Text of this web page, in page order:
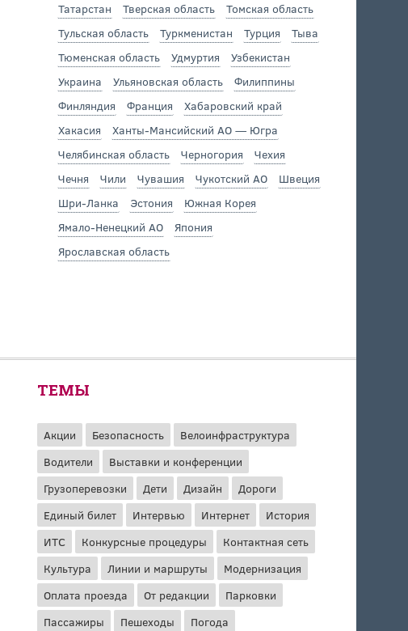
Татарстан
Тверская область
Томская область
Тульская область
Туркменистан Турция
Тыва
Тюменская область
Удмуртия
Узбекистан
Украина
Ульяновская область
Филиппины
Финляндия
Франция
Хабаровский край
Хакасия
Ханты-Мансийский АО — Югра
Челябинская область
Черногория
Чехия
Чечня
Чили Чувашия Чукотский АО
Швеция
Шри-Ланка
Эстония
Южная Корея
Ямало-Ненецкий АО
Япония
Ярославская область
ТЕМЫ
Акции Безопасность
Велоинфраструктура
Водители
Выставки и конференции
Грузоперевозки
Дети Дизайн
Дороги
Единый билет
Интервью Интернет
История
ИТС
Конкурсные процедуры
Контактная сеть
Культура
Линии и маршруты
Модернизация
Оплата проезда
От редакции
Парковки
Пассажиры
Пешеходы Погода